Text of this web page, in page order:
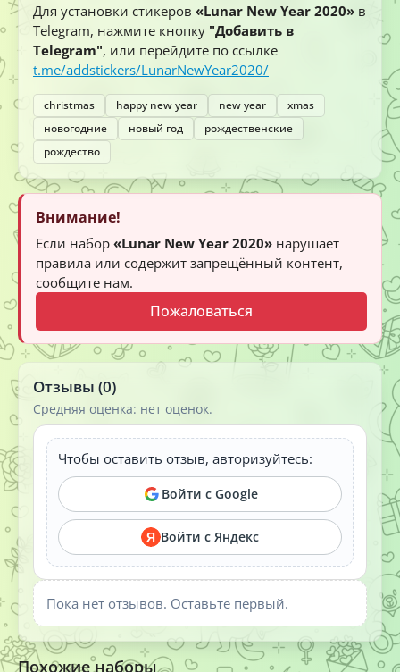
Для установки стикеров «Lunar New Year 2020» в
Telegram, нажмите кнопку "Добавить в
Telegram", или перейдите по ссылке
t.me/addstickers/LunarNewYear2020/
christmas happy new year new year
xmas
новогодние
новый год
рождественские
рождество
Внимание!
Если набор «Lunar New Year 2020» нарушает
правила или содержит запрещённый контент,
сообщите нам.
Пожаловаться
Отзывы (0)
Средняя оценка: нет оценок.
Чтобы оставить отзыв, авторизуйтесь:
Войти с Google
Я Войти с Яндекс
Пока нет отзывов. Оставьте первый.
Похожие наборы